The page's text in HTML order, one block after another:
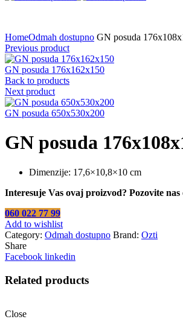
HomeOdmah dostupno GN posuda
Previous product
GN posuda 176x162x150
Back to products
Next product
GN posuda 650x530x200
GN posuda
Dimenzije: 17,6×10,8×10 cm
Interesuje Vas ovaj proizvod? Pozovite nas
060 022 77 99
Add to wishlist
Category: Odmah dostupno Brand: Ozti
Share
Facebook linkedin
Related products
Close